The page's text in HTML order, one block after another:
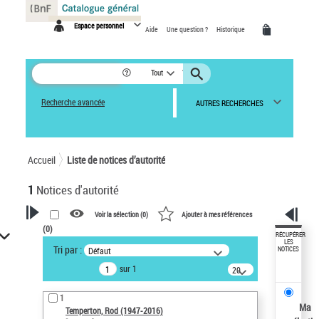
Espace personnel Aide Une question ? Historique
Tout
Recherche avancée AUTRES RECHERCHES
Accueil Liste de notices d’autorité
1 Notices d'autorité
VOTRE RECHERCHE
Recherche avancée dans les
notices d’autorité
Œuvres liées à l'auteur :
Temperton, Rod (1947-2016)
Voir la sélection (0) Ajouter à mes références
(0)
Tri par : Défaut
sur 1
20
résultats/page
1
Temperton, Rod (1947-2016)
RÉCUPÉRER
LES
NOTICES
Ma
Panneau de gestion des cookies